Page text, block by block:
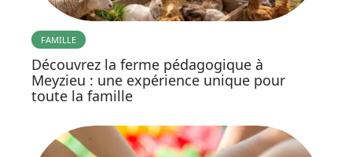
FAMILLE
Découvrez la ferme pédagogique à
Meyzieu : une expérience unique pour
toute la famille